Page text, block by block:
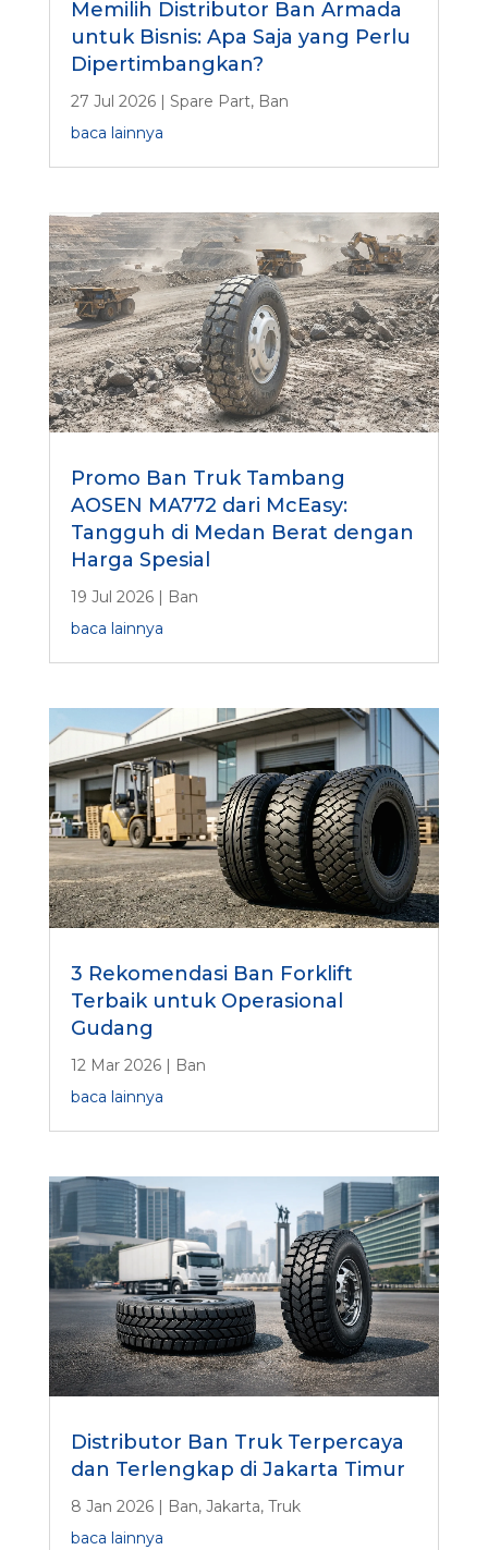
Memilih Distributor Ban Armada
untuk Bisnis: Apa Saja yang Perlu
Dipertimbangkan?
27 Jul 2026| Spare Part, Ban
baca lainnya
Promo Ban Truk Tambang
AOSEN MA772 dari McEasy:
Tangguh di Medan Berat dengan
Harga Spesial
19 Jul 2026| Ban
baca lainnya
3 Rekomendasi Ban Forklift
Terbaik untuk Operasional
Gudang
12 Mar 2026| Ban
baca lainnya
Distributor Ban Truk Terpercaya
dan Terlengkap di Jakarta Timur
8 Jan 2026| Ban, Jakarta, Truk
baca lainnya